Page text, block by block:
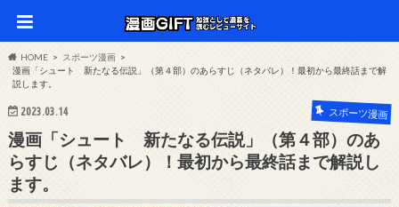
HOME
スポーツ漫画
漫画「シュート 新たなる伝説」（第４部）のあらすじ（ネタバレ）！最初から最終話まで解
説します。
2023.03.14 スポーツ漫画
漫画「シュート 新たなる伝説」（第４部）のあ
らすじ（ネタバレ）！最初から最終話まで解説し
ます。